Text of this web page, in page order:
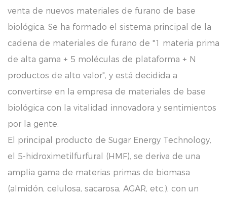
venta de nuevos materiales de furano de base
biológica. Se ha formado el sistema principal de la
cadena de materiales de furano de "1 materia prima
de alta gama + 5 moléculas de plataforma + N
productos de alto valor", y está decidida a
convertirse en la empresa de materiales de base
biológica con la vitalidad innovadora y sentimientos
por la gente.
El principal producto de Sugar Energy Technology,
el 5-hidroximetilfurfural (HMF), se deriva de una
amplia gama de materias primas de biomasa
(almidón, celulosa, sacarosa, AGAR, etc.), con un